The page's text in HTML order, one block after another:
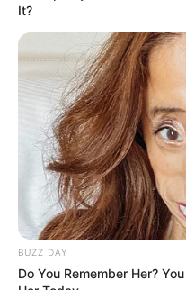
Τζούλιαν Ασάνζ
επιχειρήσεις αλλαγής
πρόσωπο του
συγκροτήματος. Ο
παράνομα προγράμματα
NSA που στοχεύουν
έγκλημα ήταν η
Υπέστησαν διώξεις,
κατά τη διάρκεια της
It?
BUZZ DAY
Do You Remember Her?